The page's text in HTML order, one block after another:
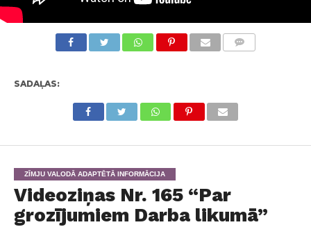
SADAĻAS:
ZĪMJU VALODĀ ADAPTĒTĀ INFORMĀCIJA
Videoziņas Nr. 165 “Par
grozījumiem Darba likumā”